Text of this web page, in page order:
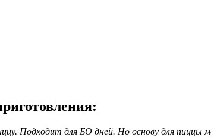
Подходит для БО дней. Но основу для пиццы